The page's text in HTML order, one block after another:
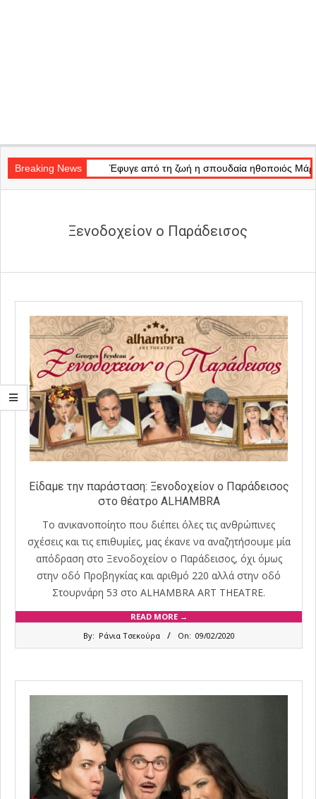
Navigation
Menu
Breaking News
of Light» Έφυγε από τη ζωή η σπουδαία ηθοποιός Μάρω Κοντού
Ξενοδοχείον ο Παράδεισος
Είδαμε την παράσταση: Ξενοδοχείον ο Παράδεισος
στο θέατρο ALHAMBRA
Το ανικανοποίητο που διέπει όλες τις ανθρώπινες
σχέσεις και τις επιθυμίες, μας έκανε να αναζητήσουμε μία
απόδραση στο Ξενοδοχείον ο Παράδεισος, όχι όμως
στην οδό Προβηγκίας και αριθμό 220 αλλά στην οδό
Στουρνάρη 53 στο ALHAMBRA ART THEATRE.
READ MORE →
By: Ράνια Τσεκούρα On: 09/02/2020